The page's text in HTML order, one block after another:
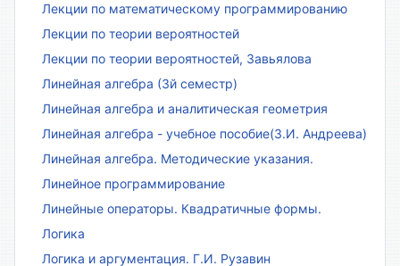
Лекции по математическому программированию
Лекции по теории вероятностей
Лекции по теории вероятностей, Завьялова
Линейная алгебра (3й семестр)
Линейная алгебра и аналитическая геометрия
Линейная алгебра - учебное пособие(З.И. Андреева)
Линейная алгебра. Методические указания.
Линейное программирование
Линейные операторы. Квадратичные формы.
Логика
Логика и аргументация. Г.И. Рузавин